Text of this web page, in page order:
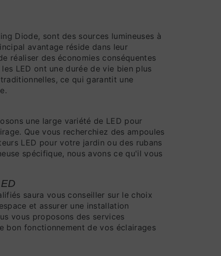
Diode, sont des sources lumineuses à
avantage réside dans leur
réaliser des économies conséquentes
LED ont une durée de vie bien plus
ce qui garantit une
une large variété de LED pour
Que vous recherchiez des ampoules
LED pour votre jardin ou des rubans
spécifique, nous avons ce qu'il vous
saura vous conseiller sur le choix
et assurer une installation
vous proposons des services
bon fonctionnement de vos éclairages